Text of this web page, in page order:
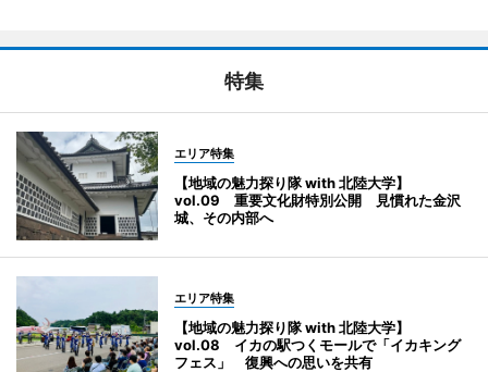
特集
エリア特集
【地域の魅力探り隊 with 北陸大学】
vol.09 重要文化財特別公開 見慣れた金沢
城、その内部へ
エリア特集
【地域の魅力探り隊 with 北陸大学】
vol.08 イカの駅つくモールで「イカキング
フェス」 復興への思いを共有